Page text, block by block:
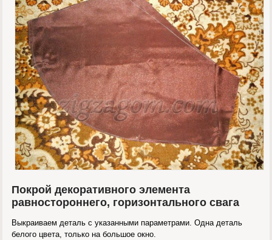
Покрой декоративного элемента
равностороннего, горизонтального свага
Выкраиваем деталь с указанными параметрами. Одна деталь
белого цвета, только на большое окно.